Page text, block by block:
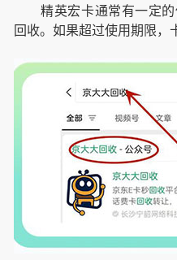
精英宏卡通常有一定的
回收。如果超过使用期限，